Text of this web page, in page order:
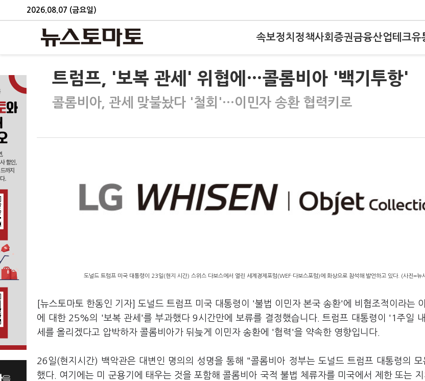
2026.08.07 (금요일)
속보정치 정책사회 증권금융산업테크유
트럼프, '보복 관세' 위협에…콜롬비아 '백기투항'
콜롬비아, 관세 맞불놨다 '철회'…이민자 송환 협력키로
도널드 트럼프 미국 대통령이 23일(현지 시간) 스위스 다보스에서 열린 세계경제포럼(WEF·다보스포럼)에 화상으로 참석해 발언하고 있다. (사진=뉴
[뉴스토마토 한동인 기자] 도널드 트럼프 미국 대통령이 '불법 이민자 본국 송환'에 비협조적이라는
에 대한 25%의 '보복 관세'를 부과했다 9시간만에 보류를 결정했습니다. 트럼프 대통령이 '1주일
세를 올리겠다고 압박하자 콜롬비아가 뒤늦게 이민자 송환에 '협력'을 약속한 영향입니다.
26일(현지시간) 백악관은 대변인 명의의 성명을 통해 "콜롬비아 정부는 도널드 트럼프 대통령의 모
했다. 여기에는 미 군용기에 태우는 것을 포함해 콜롬비아 국적 불법 체류자를 미국에서 제한 또는